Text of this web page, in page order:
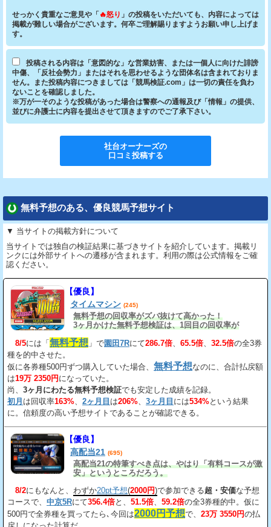
せっかく貴重なご意見や「 🔥怒り 」の投稿をいただいても、内容によっては
掲載が難しい場合がございます。何卒ご理解賜りますようお願い申し上げま
す。
投稿される内容は「意図的な」な営業妨害、または一個人に向けた誹謗
中傷、「反社会勢力」またはそれを思わせるような団体名は含まれておりま
せん。また投稿内容につきましては「競馬検証.com」は一切の責任を負わ
ないことを確認しました。
※万が一そのような投稿があった場合は警察への通報及び「情報」の提供、
並びに弁護士に内容を提出させて頂きますのでご了承下さい。
社台オーナーズの
口コミ投稿する
無料予想のある、優良競馬予想サイト
▼ 当サイトの掲載方針について
当サイトでは独自の検証結果に基づきサイトを紹介しています。掲載リ
ンクには外部サイトへの遷移が含まれます。利用の際は公式情報をご確
認ください。
【優良】
タイムマシン (245)
無料予想の回収率がズバ抜けて高かった！
3ヶ月かけた無料予想検証は、1回目の回収率が
8/5には「 無料予想 」で園田7Rにて286.7倍、 65.5倍、 32.5倍の全3券
種を的中させた。
仮に各券種500円ずつ購入していた場合、 無料予想なのに、合計払戻額
は19万 2350円 になっていた。
尚、 3ヶ月にわたる無料予想検証でも安定した成績を記録。
初月 は回収率163%、 2ヶ月目 は206%、 3ヶ月目 には534%という結果
に。信頼度の高い予想サイトであることが確認できる。
【優良】
高配当21 (695)
高配当21の特筆すべき点は、やはり「有料コースが激
安」というところだろう。
8/2にもなんと、 わずか20pt予想(2000円)で参加できる超・安価な予想
コースで、 中京5Rにて356.4倍と、 51.5倍、 59.2倍の全3券種的中。仮に
500円で全券種を買ってたら､今回は2000円予想で、 23万 3550円の払